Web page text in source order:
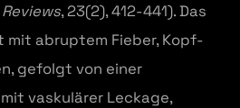
, 23(2), 412-441). Das
mit abruptem Fieber, Kopf-
gefolgt von einer
vaskulärer Leckage,